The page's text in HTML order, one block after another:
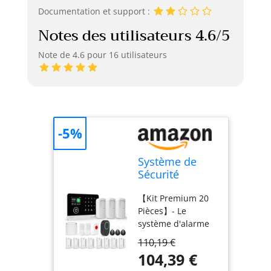
Documentation et support :
Notes des utilisateurs 4.6/5
Note de 4.6 pour 16 utilisateurs
Système de
Sécurité
Système
D'alarme sans
Fil 4G/WiFi SMS
avec Détecteur
de
Mouvement,
【Kit Premium 20
Pièces】- Le
système d'alarme
comprend : 1
panneau de
110,19 €
104,39 €
-5%